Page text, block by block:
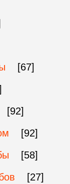
[67]
[92]
[92]
[58]
[27]